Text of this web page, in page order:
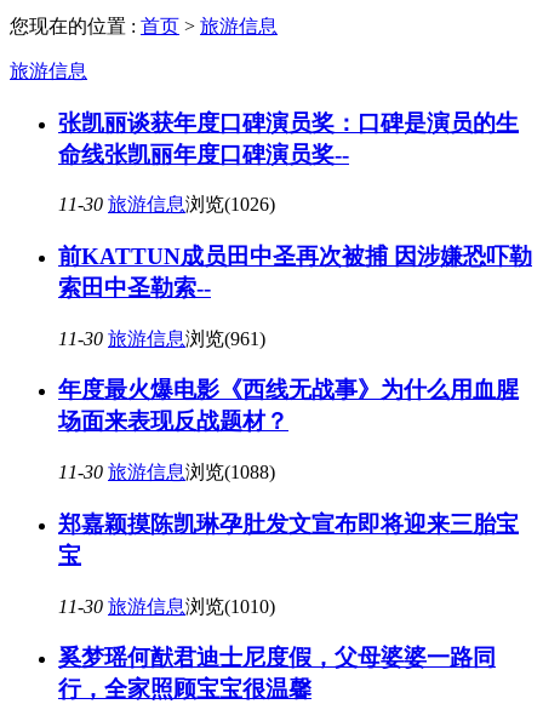
您现在的位置 : 首页 > 旅游信息
旅游信息
张凯丽谈获年度口碑演员奖：口碑是演员的生
命线张凯丽年度口碑演员奖--
11-30 旅游信息浏览(1026)
前KATTUN成员田中圣再次被捕 因涉嫌恐吓勒
索田中圣勒索--
11-30 旅游信息浏览(961)
年度最火爆电影《西线无战事》为什么用血腥
场面来表现反战题材？
11-30 旅游信息浏览(1088)
郑嘉颖摸陈凯琳孕肚发文宣布即将迎来三胎宝
宝
11-30 旅游信息浏览(1010)
奚梦瑶何猷君迪士尼度假，父母婆婆一路同
行，全家照顾宝宝很温馨